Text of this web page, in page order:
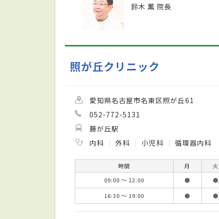
鈴木 薫 院長
照が丘クリニック
愛知県名古屋市名東区照が丘61
052-772-5131
藤が丘駅
内科
外科 小児科 循環器内科
時間 月 火
09:00 ～ 12:00
● ●
16:30 ～ 19:00
● ●